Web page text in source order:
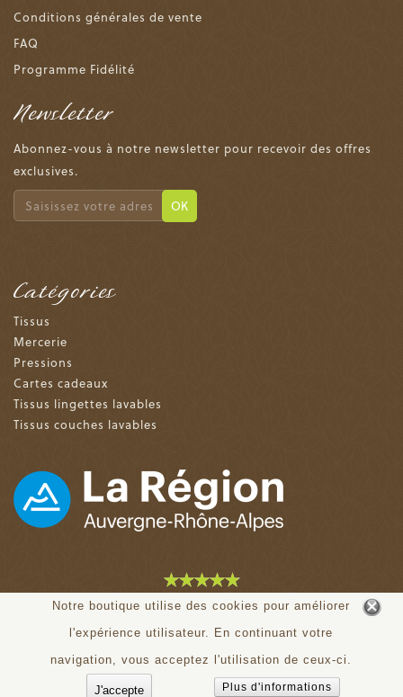
Notre boutique utilise des cookies pour améliorer
l'expérience utilisateur. En continuant votre
navigation, vous acceptez l'utilisation de ceux-ci.
Plus d'informations
Conditions générales de vente
FAQ
Programme Fidélité
Newsletter
Abonnez-vous à notre newsletter pour recevoir des offres
exclusives.
OK
Catégories
Tissus
Mercerie
Pressions
Cartes cadeaux
Tissus lingettes lavables
Tissus couches lavables
4.9 sur 5 (153 avis)